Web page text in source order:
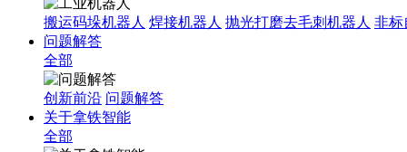
搬运码垛机器人 焊接机器人 抛光打磨去毛刺机器人 非标
问题解答
全部
创新前沿 问题解答
关于拿铁智能
全部